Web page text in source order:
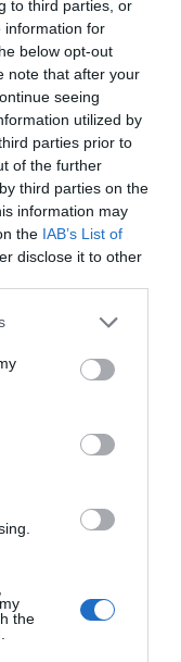
to third parties, or
information for
below opt-out
note that after your
seeing
utilized by
parties prior to
of the further
third parties on the
information may
the IAB’s List of
disclose it to other
the